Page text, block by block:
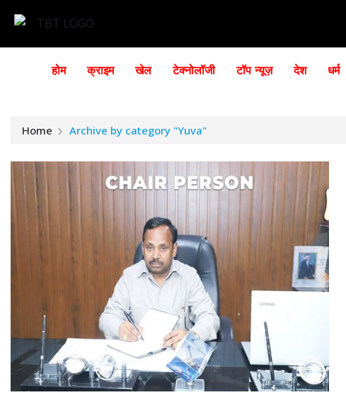
होम क्राइम खेल टेक्नोलॉजी टॉप न्यूज़ देश धर्म
Home Archive by category "Yuva"